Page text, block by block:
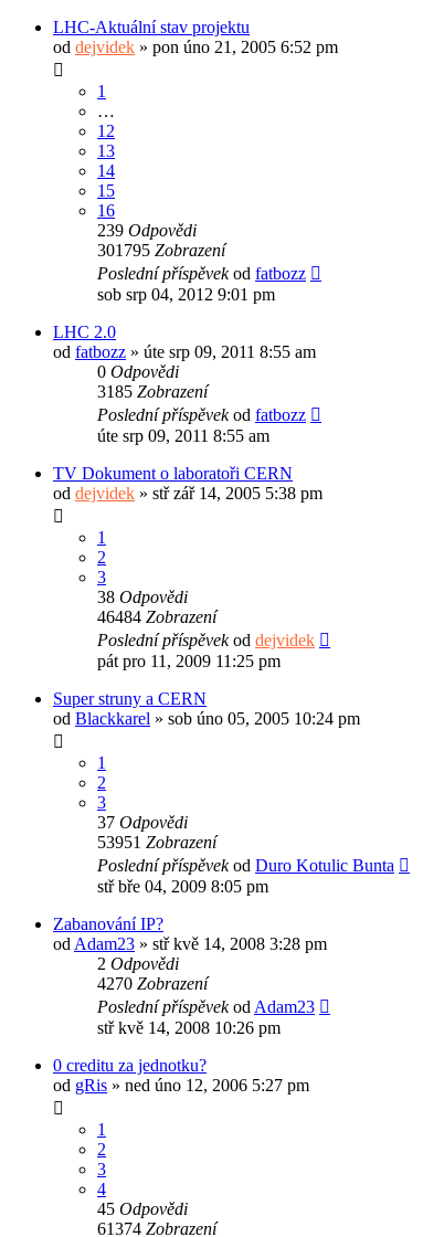
LHC-Aktuální stav projektu
od dejvidek » pon úno 21, 2005 6:52 pm
1
…
12
13
14
15
16
239 Odpovědi
301795 Zobrazení
Poslední příspěvekod fatbozz
sob srp 04, 2012 9:01 pm
LHC 2.0
od fatbozz » úte srp 09, 2011 8:55 am
0 Odpovědi
3185 Zobrazení
Poslední příspěvekod fatbozz
úte srp 09, 2011 8:55 am
TV Dokument o laboratoři CERN
od dejvidek » stř zář 14, 2005 5:38 pm
1
2
3
38 Odpovědi
46484 Zobrazení
Poslední příspěvekod dejvidek
pát pro 11, 2009 11:25 pm
Super struny a CERN
od Blackkarel » sob úno 05, 2005 10:24 pm
1
2
3
37 Odpovědi
53951 Zobrazení
Poslední příspěvekod Duro Kotulic Bunta
stř bře 04, 2009 8:05 pm
Zabanování IP?
od Adam23 » stř kvě 14, 2008 3:28 pm
2 Odpovědi
4270 Zobrazení
Poslední příspěvekod Adam23
stř kvě 14, 2008 10:26 pm
0 creditu za jednotku?
od gRis » ned úno 12, 2006 5:27 pm
1
2
3
4
45 Odpovědi
61374 Zobrazení